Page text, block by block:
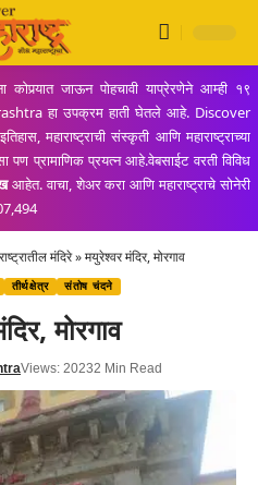
कोपर्‍यात जाऊन पोहचावी याप्रेरणेने आम्ही १९
हा उपक्रम हाती घेतले आहे. Discover
महाराष्ट्राची संस्कृती आणि महाराष्ट्राच्या
पण प्रामाणिक प्रयत्न आहे.वेबसाईट वरती विविध
आहेत. वाचा, शेअर करा आणि महाराष्ट्राचे सोनेरी
मंदिरे»मयुरेश्वर मंदिर, मोरगाव
तीर्थक्षेत्र संतोष चंदने
मोरगाव
Views: 20232 Min Read